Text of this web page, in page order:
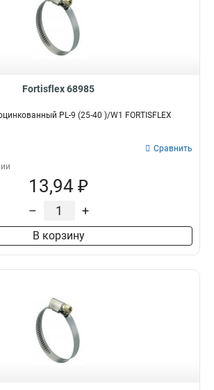
Fortisflex 68985
PL-9 (25-40 )/W1 FORTISFLEX
Сравнить
13,94 ₽
– +
В корзину